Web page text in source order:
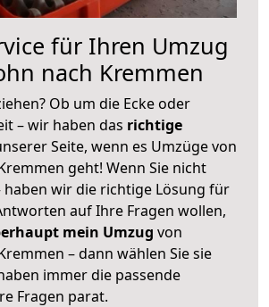
für Ihren Umzug
nach Kremmen
Ob um die Ecke oder
– wir haben das richtige
Seite, wenn es Umzüge von
geht! Wenn Sie nicht
haben wir die richtige Lösung für
auf Ihre Fragen wollen,
mein Umzug von
– dann wählen Sie sie
immer die passende
Fragen parat.